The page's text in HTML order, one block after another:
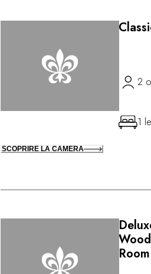
cerca di calma, natura e fascino
2
1
SCOPRIRE LA CAMERA
Room